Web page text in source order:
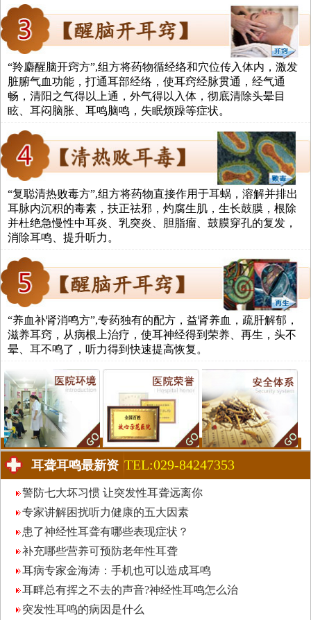
“羚麝醒脑开窍方”,组方将药物循经络和穴位传入体内，激发
脏腑气血功能，打通耳部经络，使耳窍经脉贯通，经气通
畅，清阳之气得以上通，外气得以入体，彻底清除头晕目
眩、耳闷脑胀、耳鸣脑鸣，失眠烦躁等症状。
“复聪清热败毒方”,组方将药物直接作用于耳蜗，溶解并排出
耳脉内沉积的毒素，扶正祛邪，灼腐生肌，生长鼓膜，根除
并杜绝急慢性中耳炎、乳突炎、胆脂瘤、鼓膜穿孔的复发，
消除耳鸣、提升听力。
“养血补肾消鸣方”,专药独有的配方，益肾养血，疏肝解郁，
滋养耳窍，从病根上治疗，使耳神经得到荣养、再生，头不
晕、耳不鸣了，听力得到快速提高恢复。
耳聋耳鸣最新资
讯
TEL:029-84247353
警防七大坏习惯 让突发性耳聋远离你
专家讲解困扰听力健康的五大因素
患了神经性耳聋有哪些表现症状？
补充哪些营养可预防老年性耳聋
耳病专家金海涛：手机也可以造成耳鸣
耳畔总有挥之不去的声音?神经性耳鸣怎么治
突发性耳鸣的病因是什么